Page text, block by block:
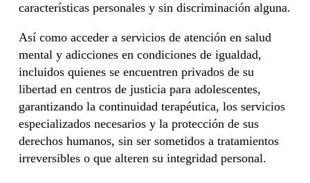
características personales y sin discriminación alguna.
Así como acceder a servicios de atención en salud
mental y adicciones en condiciones de igualdad,
incluidos quienes se encuentren privados de su
libertad en centros de justicia para adolescentes,
garantizando la continuidad terapéutica, los servicios
especializados necesarios y la protección de sus
derechos humanos, sin ser sometidos a tratamientos
irreversibles o que alteren su integridad personal.